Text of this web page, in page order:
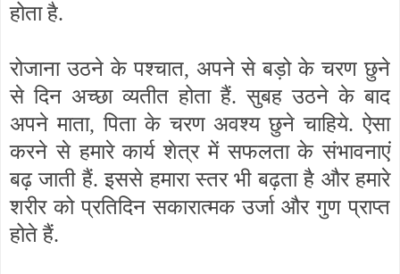
होता है.
रोजाना उठने के पश्चात, अपने से बड़ो के चरण छुने
से दिन अच्छा व्यतीत होता हैं. सुबह उठने के बाद
अपने माता,पिता के चरण अवश्य छुने चाहिये. ऐसा
करने से हमारे कार्य शेत्र में सफलता के संभावनाएं
बढ़ जाती हैं. इससे हमारा स्तर भी बढ़ता है और हमारे
शरीर को प्रतिदिन सकारात्मक उर्जा और गुण प्राप्त
होते हैं.